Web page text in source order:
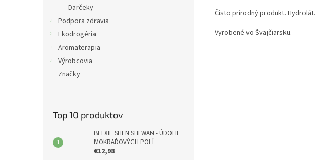
Darčeky
Podpora zdravia
Ekodrogéria
Aromaterapia
Výrobcovia
Značky
Top 10 produktov
BEI XIE SHEN SHI WAN - ÚDOLIE
MOKRAĎOVÝCH POLÍ
€12,98
Čisto prírodný produkt. Hydrolát.
Vyrobené vo Švajčiarsku.